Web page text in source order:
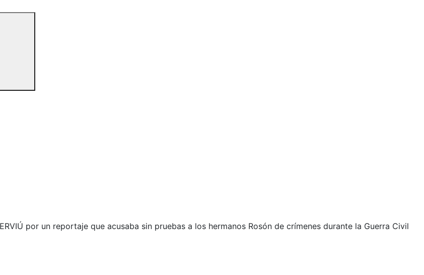
por un reportaje que acusaba sin pruebas a los hermanos Rosón de crímenes durante la Guerra Civil